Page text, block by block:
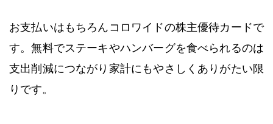
お支払いはもちろんコロワイドの株主優待カードで
す。無料でステーキやハンバーグを食べられるのは
支出削減につながり家計にもやさしくありがたい限
りです。